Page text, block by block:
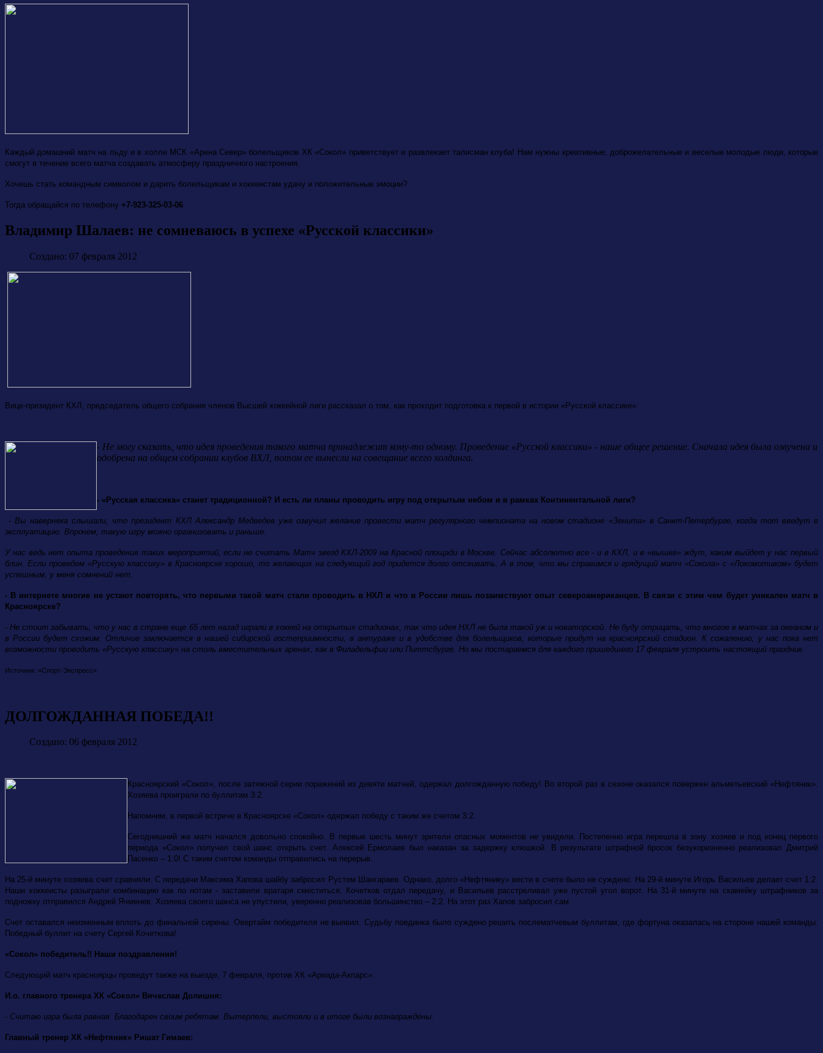
Каждый домашний матч на льду и в холле МСК «Арена Север» болельщиков ХК «Сокол» приветствует и развлекает талисман клуба! Нам нужны креативные, доброжелательные и веселые молодые люди, которые
смогут в течение всего матча создавать атмосферу праздничного настроения.
Хочешь стать командным символом и дарить болельщикам и хоккеистам удачу и положительные эмоции?
Тогда обращайся по телефону +7-923-325-03-06
Владимир Шалаев: не сомневаюсь в успехе «Русской классики»
Создано: 07 февраля 2012
Вице-президент КХЛ, председатель общего собрания членов Высшей хоккейной лиги рассказал о том, как проходит подготовка к первой в истории «Русской классике»:
- Не могу сказать, что идея проведения такого матча принадлежит кому-то одному. Проведение «Русской классики» - наше общее решение. Сначала идея была озвучена и
одобрена на общем собрании клубов ВХЛ, потом ее вынесли на совещание всего холдинга.
- «Русская классика» станет традиционной? И есть ли планы проводить игру под открытым небом и в рамках Континентальной лиги?
- Вы наверняка слышали, что президент КХЛ Александр Медведев уже озвучил желание провести матч регулярного чемпионата на новом стадионе «Зенита» в Санкт-Петербурге, когда тот введут в
эксплуатацию. Впрочем, такую игру можно организовать и раньше.
У нас ведь нет опыта проведения таких мероприятий, если не считать Матч звезд КХЛ-2009 на Красной площади в Москве. Сейчас абсолютно все - и в КХЛ, и в «вышке» ждут, каким выйдет у нас первый
блин. Если проведем «Русскую классику» в Красноярске хорошо, то желающих на следующий год придется долго отсеивать. А в том, что мы справимся и грядущий матч «Сокола» с «Локомотивом» будет
успешным, у меня сомнений нет.
- В интернете многие не устают повторять, что первыми такой матч стали проводить в НХЛ и что в России лишь позаимствуют опыт североамериканцев. В связи с этим чем будет уникален матч в
Красноярске?
- Не стоит забывать, что у нас в стране еще 65 лет назад играли в хоккей на открытых стадионах, так что идея НХЛ не была такой уж и новаторской. Не буду отрицать, что многое в матчах за океаном и
в России будет схожим. Отличие заключается в нашей сибирской гостеприимности, в антураже и в удобстве для болельщиков, которые придут на красноярский стадион. К сожалению, у нас пока нет
возможности проводить «Русскую классику» на столь вместительных аренах, как в Филадельфии или Питтсбурге. Но мы постараемся для каждого пришедшего 17 февраля устроить настоящий праздник.
Источник: «Спорт-Экспресс»
ДОЛГОЖДАННАЯ ПОБЕДА!!
Создано: 06 февраля 2012
Красноярский «Сокол», после затяжной серии поражений из девяти матчей, одержал долгожданную победу! Во второй раз в сезоне оказался повержен альметьевский «Нефтяник».
Хозяева проиграли по буллитам 3:2.
Напомним, в первой встрече в Красноярске «Сокол» одержал победу с таким же счетом 3:2.
Сегодняшний же матч начался довольно спокойно. В первые шесть минут зрители опасных моментов не увидели. Постепенно игра перешла в зону хозяев и под конец первого
периода «Сокол» получил свой шанс открыть счет. Алексей Ермолаев был наказан за задержку клюшкой. В результате штрафной бросок безукоризненно реализовал Дмитрий
Пасенко – 1:0! С таким счетом команды отправились на перерыв.
На 25-й минуте хозяева счет сравняли. С передачи Максима Хапова шайбу забросил Рустем Шангараев. Однако, долго «Нефтянику» вести в счете было не суждено. На 29-й минуте Игорь Васильев делает счет 1:2.
Наши хоккеисты разыграли комбинацию как по нотам - заставили вратаря сместиться, Кочетков отдал передачу, и Васильев расстреливал уже пустой угол ворот. На 31-й минуте на скамейку штрафников за
подножку отправился Андрей Ячменев. Хозяева своего шанса не упустили, уверенно реализовав большинство – 2:2. На этот раз Хапов забросил сам.
Счет оставался неизменным вплоть до финальной сирены. Овертайм победителя не выявил. Судьбу поединка было суждено решить послематчевым буллитам, где фортуна оказалась на стороне нашей команды.
Победный буллит на счету Сергей Кочеткова!
«Сокол» победитель!! Наши поздравления!
Следующий матч красноярцы проведут также на выезде, 7 февраля, против ХК «Ариада-Акпарс».
И.о. главного тренера ХК «Сокол» Вячеслав Долишня:
- Считаю игра была равная. Благодарен своим ребятам. Вытерпели, выстояли и в итоге были вознаграждены.
Главный тренер ХК «Нефтяник» Ришат Гимаев: